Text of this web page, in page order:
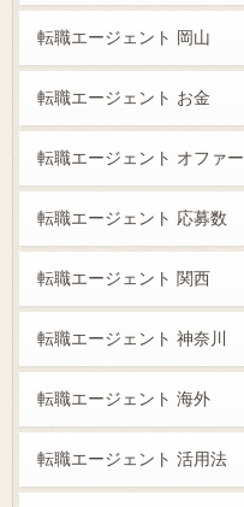
転職エージェント 岡山
転職エージェント お金
転職エージェント オファー
転職エージェント 応募数
転職エージェント 関西
転職エージェント 神奈川
転職エージェント 海外
転職エージェント 活用法